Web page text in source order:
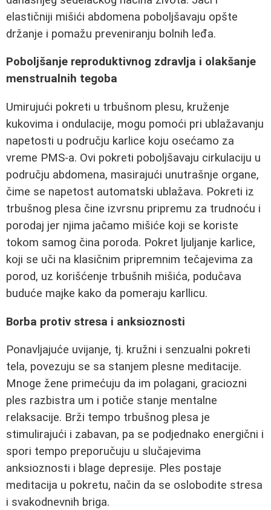
elastičniji mišići abdomena poboljšavaju opšte
držanje i pomažu preveniranju bolnih leđa.
Poboljšanje reproduktivnog zdravlja i olakšanje
menstrualnih tegoba
Umirujući pokreti u trbušnom plesu, kruženje
kukovima i ondulacije, mogu pomoći pri ublažavanju
napetosti u području karlice koju osećamo za
vreme PMS-a. Ovi pokreti poboljšavaju cirkulaciju u
području abdomena, masirajući unutrašnje organe,
čime se napetost automatski ublažava. Pokreti iz
trbušnog plesa čine izvrsnu pripremu za trudnoću i
porodaj jer njima jačamo mišiće koji se koriste
tokom samog čina poroda. Pokret ljuljanje karlice,
koji se uči na klasičnim pripremnim tečajevima za
porod, uz korišćenje trbušnih mišića, podučava
buduće majke kako da pomeraju karllicu.
Borba protiv stresa i anksioznosti
Ponavljajuće uvijanje, tj. kružni i senzualni pokreti
tela, povezuju se sa stanjem plesne meditacije.
Mnoge žene primećuju da im polagani, graciozni
ples razbistra um i potiče stanje mentalne
relaksacije. Brži tempo trbušnog plesa je
stimulirajući i zabavan, pa se podjednako energični i
spori tempo preporučuju u slučajevima
anksioznosti i blage depresije. Ples postaje
meditacija u pokretu, način da se oslobodite stresa
i svakodnevnih briga.